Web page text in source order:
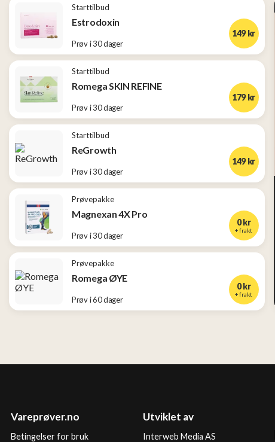
Starttilbud
Estrodoxin
Prøv i 30 dager
149 kr
Starttilbud
Romega SKIN REFINE
Prøv i 30 dager
179 kr
Starttilbud
ReGrowth
Prøv i 30 dager
149 kr
Prøvepakke
Magnexan 4X Pro
Prøv i 30 dager
0 kr
+ frakt
Prøvepakke
Romega ØYE
Prøv i 60 dager
0 kr
+ frakt
tilbud
Nye
Vareprøver.no
Betingelser for bruk
Utviklet av
Interweb Media AS